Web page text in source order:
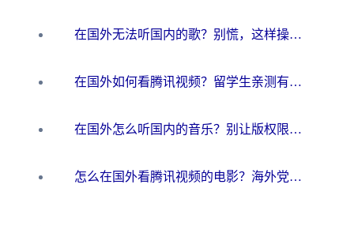
在国外无法听国内的歌？别慌，这样操作就能畅听QQ音乐（附亲测加速器推荐）
在国外如何看腾讯视频？留学生亲测有效的回国加速方案
在国外怎么听国内的音乐？别让版权限制断了你的华语歌单
怎么在国外看腾讯视频的电影？海外党亲测有效的回国加速指南